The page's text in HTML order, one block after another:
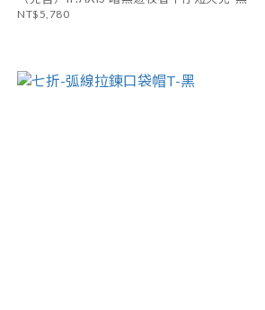
NT$5,780